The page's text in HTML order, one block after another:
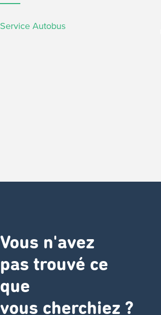
Service Autobus
Vous n'avez
pas trouvé ce
que
vous cherchiez ?